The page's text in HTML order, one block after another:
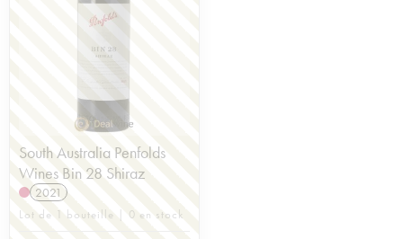
South Australia Penfolds
Wines Bin 28 Shiraz
2021
Lot de 1 bouteille | 0 en stock